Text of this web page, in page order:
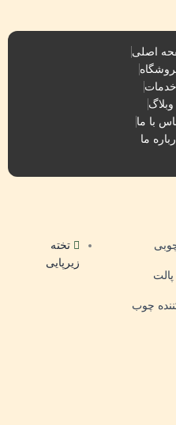
اصلی
خدمات
وبلاگ
با ما
ما
چوب
تخته
زیرپایی